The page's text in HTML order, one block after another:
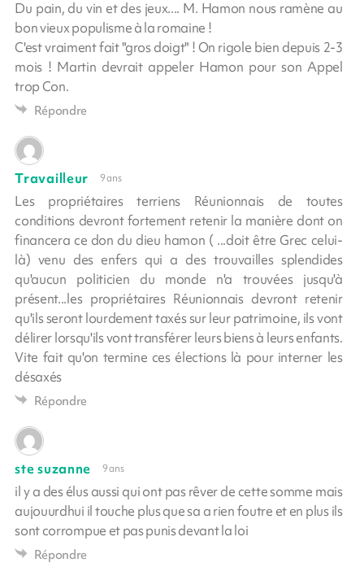
Du pain, du vin et des jeux.... M. Hamon nous ramène au
bon vieux populisme à la romaine !
C'est vraiment fait "gros doigt" ! On rigole bien depuis 2-3
mois ! Martin devrait appeler Hamon pour son Appel
trop Con.
Répondre
Travailleur 9 ans
Les propriétaires terriens Réunionnais de toutes
conditions devront fortement retenir la manière dont on
financera ce don du dieu hamon ( ...doit être Grec celui-
là) venu des enfers qui a des trouvailles splendides
qu'aucun politicien du monde n'a trouvées jusqu'à
présent...les propriétaires Réunionnais devront retenir
qu'ils seront lourdement taxés sur leur patrimoine, ils vont
délirer lorsqu'ils vont transférer leurs biens à leurs enfants.
Vite fait qu'on termine ces élections là pour interner les
désaxés
Répondre
ste suzanne 9 ans
il y a des élus aussi qui ont pas rêver de cette somme mais
aujouurdhui il touche plus que sa a rien foutre et en plus ils
sont corrompue et pas punis devant la loi
Répondre